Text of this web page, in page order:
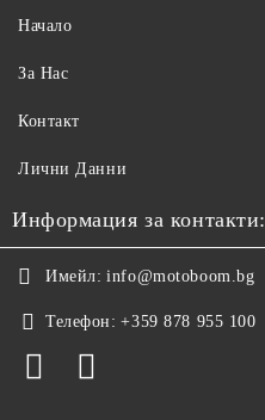
Начало
За Нас
Контакт
Лични Данни
Информация за контакти:
Имейл: info@motoboom.bg
Телефон: +359 878 955 100